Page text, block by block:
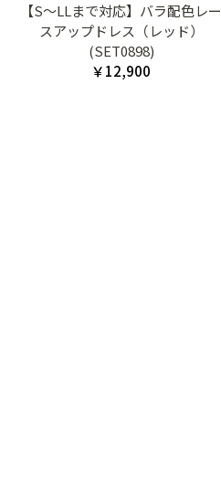
【S～LLまで対応】バラ配色レー
スアップドレス（レッド）
(SET0898)
￥12,900